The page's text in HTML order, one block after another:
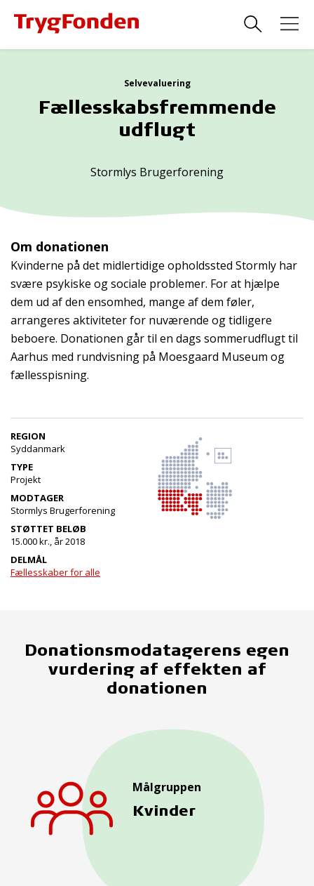
Selvevaluering
Fællesskabsfremmende
udflugt
Stormlys Brugerforening
Om donationen
Kvinderne på det midlertidige opholdssted Stormly har
svære psykiske og sociale problemer. For at hjælpe
dem ud af den ensomhed, mange af dem føler,
arrangeres aktiviteter for nuværende og tidligere
beboere. Donationen går til en dags sommerudflugt til
Aarhus med rundvisning på Moesgaard Museum og
fællesspisning.
REGION
Syddanmark
TYPE
Projekt
MODTAGER
Stormlys Brugerforening
STØTTET BELØB
15.000 kr., år 2018
DELMÅL
Fællesskaber for alle
Donationsmodatagerens egen
vurdering af effekten af
donationen
Målgruppen
Kvinder